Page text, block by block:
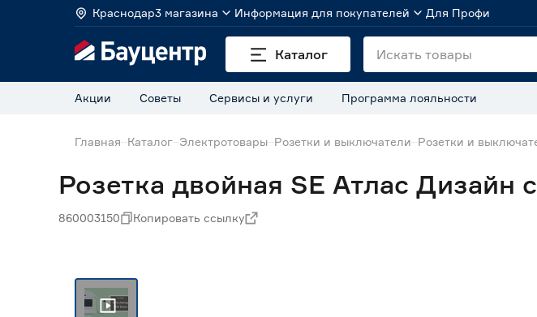
Краснодар3 магазина Информация для покупателей Для Профи
Каталог
Акции Советы Сервисы и услуги Программа лояльности
Главная Каталог Электротовары Розетки и выключатели Розетки и
Розетка двойная SE Атлас Дизайн
860003150 Копировать ссылку